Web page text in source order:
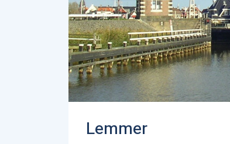
Lemmer